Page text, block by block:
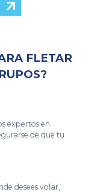
FLETAR
expertos en
de que tu
desees volar,